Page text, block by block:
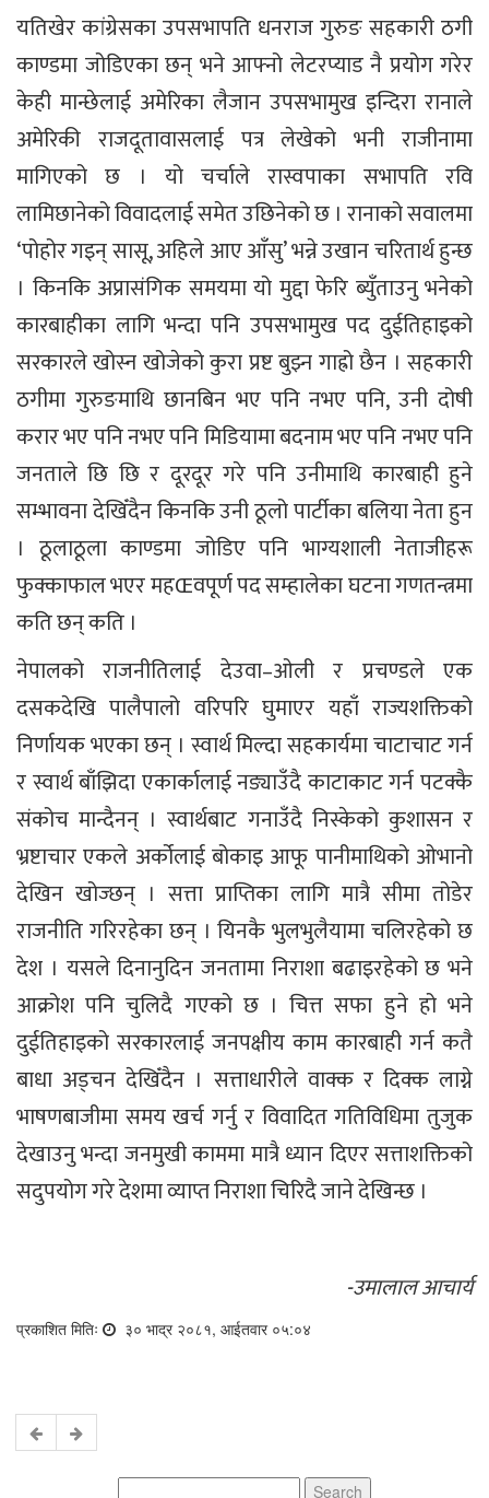
यतिखेर कांग्रेसका उपसभापति धनराज गुरुङ सहकारी ठगी
काण्डमा जोडिएका छन् भने आफ्नो लेटरप्याड नै प्रयोग गरेर
केही मान्छेलाई अमेरिका लैजान उपसभामुख इन्दिरा रानाले
अमेरिकी राजदूतावासलाई पत्र लेखेको भनी राजीनामा
मागिएको छ । यो चर्चाले रास्वपाका सभापति रवि
लामिछानेको विवादलाई समेत उछिनेको छ । रानाको सवालमा
‘पोहोर गइन् सासू, अहिले आए आँसु’ भन्ने उखान चरितार्थ हुन्छ
। किनकि अप्रासंगिक समयमा यो मुद्दा फेरि ब्युँताउनु भनेको
कारबाहीका लागि भन्दा पनि उपसभामुख पद दुईतिहाइको
सरकारले खोस्न खोजेको कुरा प्रष्ट बुझ्न गाह्रो छैन । सहकारी
ठगीमा गुरुङमाथि छानबिन भए पनि नभए पनि, उनी दोषी
करार भए पनि नभए पनि मिडियामा बदनाम भए पनि नभए पनि
जनताले छि छि र दूरदूर गरे पनि उनीमाथि कारबाही हुने
सम्भावना देखिँदैन किनकि उनी ठूलो पार्टीका बलिया नेता हुन
। ठूलाठूला काण्डमा जोडिए पनि भाग्यशाली नेताजीहरू
फुक्काफाल भएर महŒवपूर्ण पद सम्हालेका घटना गणतन्त्रमा
कति छन् कति ।
नेपालको राजनीतिलाई देउवा–ओली र प्रचण्डले एक
दसकदेखि पालैपालो वरिपरि घुमाएर यहाँ राज्यशक्तिको
निर्णायक भएका छन् । स्वार्थ मिल्दा सहकार्यमा चाटाचाट गर्न
र स्वार्थ बाँझिदा एकार्कालाई नङ्याउँदै काटाकाट गर्न पटक्कै
संकोच मान्दैनन् । स्वार्थबाट गनाउँदै निस्केको कुशासन र
भ्रष्टाचार एकले अर्कोलाई बोकाइ आफू पानीमाथिको ओभानो
देखिन खोज्छन् । सत्ता प्राप्तिका लागि मात्रै सीमा तोडेर
राजनीति गरिरहेका छन् । यिनकै भुलभुलैयामा चलिरहेको छ
देश । यसले दिनानुदिन जनतामा निराशा बढाइरहेको छ भने
आक्रोश पनि चुलिदै गएको छ । चित्त सफा हुने हो भने
दुईतिहाइको सरकारलाई जनपक्षीय काम कारबाही गर्न कतै
बाधा अड्चन देखिँदैन । सत्ताधारीले वाक्क र दिक्क लाग्ने
भाषणबाजीमा समय खर्च गर्नु र विवादित गतिविधिमा तुजुक
देखाउनु भन्दा जनमुखी काममा मात्रै ध्यान दिएर सत्ताशक्तिको
सदुपयोग गरे देशमा व्याप्त निराशा चिरिदै जाने देखिन्छ ।
-उमालाल आचार्य
प्रकाशित मितिः ३० भाद्र २०८१, आईतवार ०५:०४